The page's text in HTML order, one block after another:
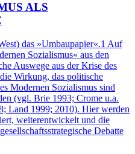
ALS
das »Umbaupapier«.1 Auf
Sozialismus« aus den
Auswege aus der Krise des
Wirkung, das politische
Modernen Sozialismus sind
(vgl. Brie 1993; Crome u.a.
Land 1999; 2010). Hier werden
weiterentwickelt und die
Debatte